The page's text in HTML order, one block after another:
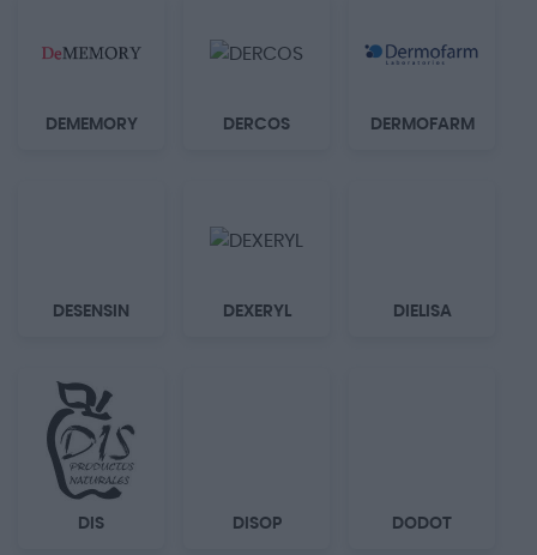
DEMEMORY DERCOS DERMOFARM
DESENSIN DEXERYL DIELISA
DIS DISOP DODOT